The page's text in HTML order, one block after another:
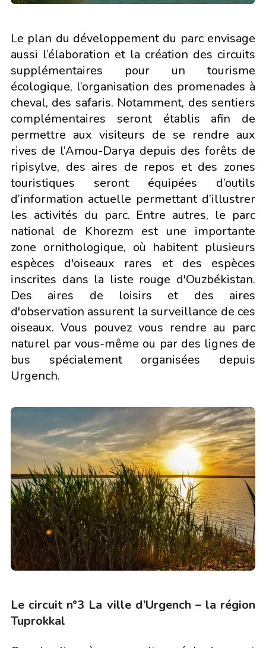
Le plan du développement du parc envisage
aussi l’élaboration et la création des circuits
supplémentaires pour un tourisme
écologique, l’organisation des promenades à
cheval, des safaris. Notamment, des sentiers
complémentaires seront établis afin de
permettre aux visiteurs de se rendre aux
rives de l’Amou-Darya depuis des forêts de
ripisylve, des aires de repos et des zones
touristiques seront équipées d’outils
d’information actuelle permettant d’illustrer
les activités du parc. Entre autres, le parc
national de Khorezm est une importante
zone ornithologique, où habitent plusieurs
espèces d'oiseaux rares et des espèces
inscrites dans la liste rouge d'Ouzbékistan.
Des aires de loisirs et des aires
d'observation assurent la surveillance de ces
oiseaux. Vous pouvez vous rendre au parc
naturel par vous-même ou par des lignes de
bus spécialement organisées depuis
Urgench.
Le circuit n°3 La ville d’Urgench – la région
Tuprokkal